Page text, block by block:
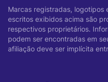
Marcas registradas, logotipos
escritos exibidos acima são
respectivos proprietários.
podem ser encontradas em
afiliação deve ser implícita